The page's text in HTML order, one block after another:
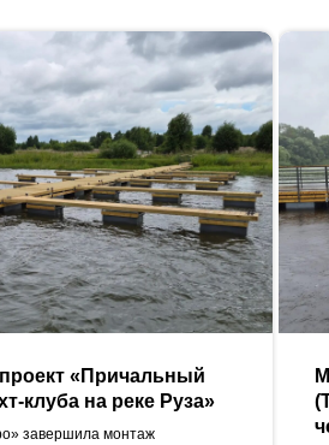
«Причальный
клуба на реке Руза»
завершила монтаж